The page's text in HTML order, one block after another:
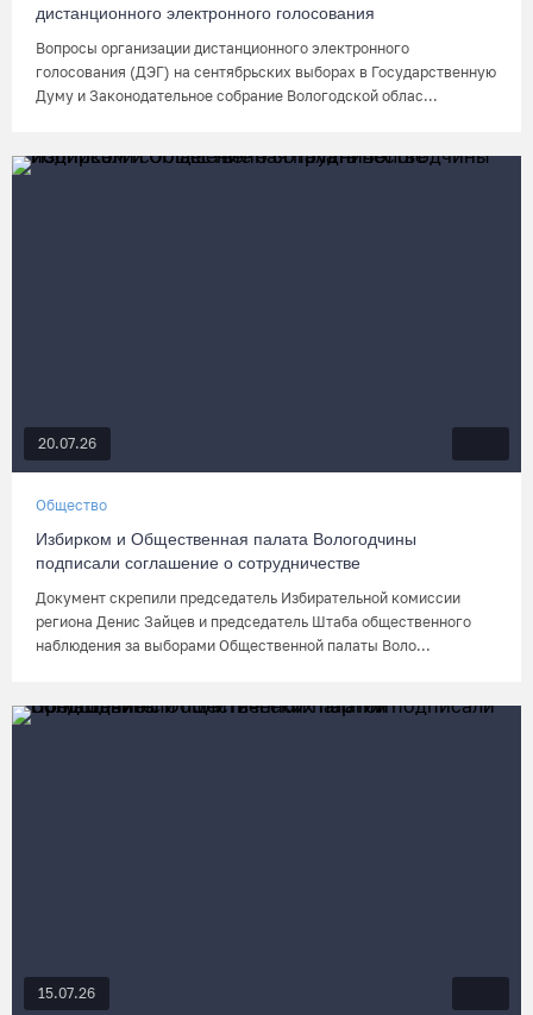
дистанционного электронного голосования
Вопросы организации дистанционного электронного
голосования (ДЭГ) на сентябрьских выборах в Государственную
Думу и Законодательное собрание Вологодской облас...
20.07.26
Общество
Избирком и Общественная палата Вологодчины
подписали соглашение о сотрудничестве
Документ скрепили председатель Избирательной комиссии
региона Денис Зайцев и председатель Штаба общественного
наблюдения за выборами Общественной палаты Воло...
15.07.26